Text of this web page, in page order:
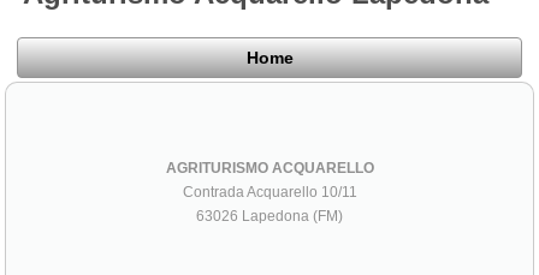
Home
AGRITURISMO ACQUARELLO
Contrada Acquarello 10/11
63026 Lapedona (FM)